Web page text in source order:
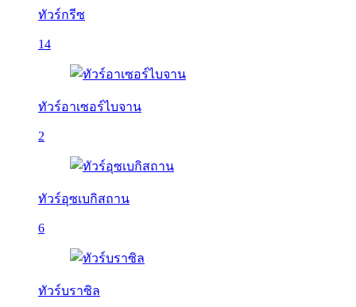
ทัวร์กรีซ
14
ทัวร์อาเซอร์ไบจาน
2
ทัวร์อุซเบกิสถาน
6
ทัวร์บราซิล